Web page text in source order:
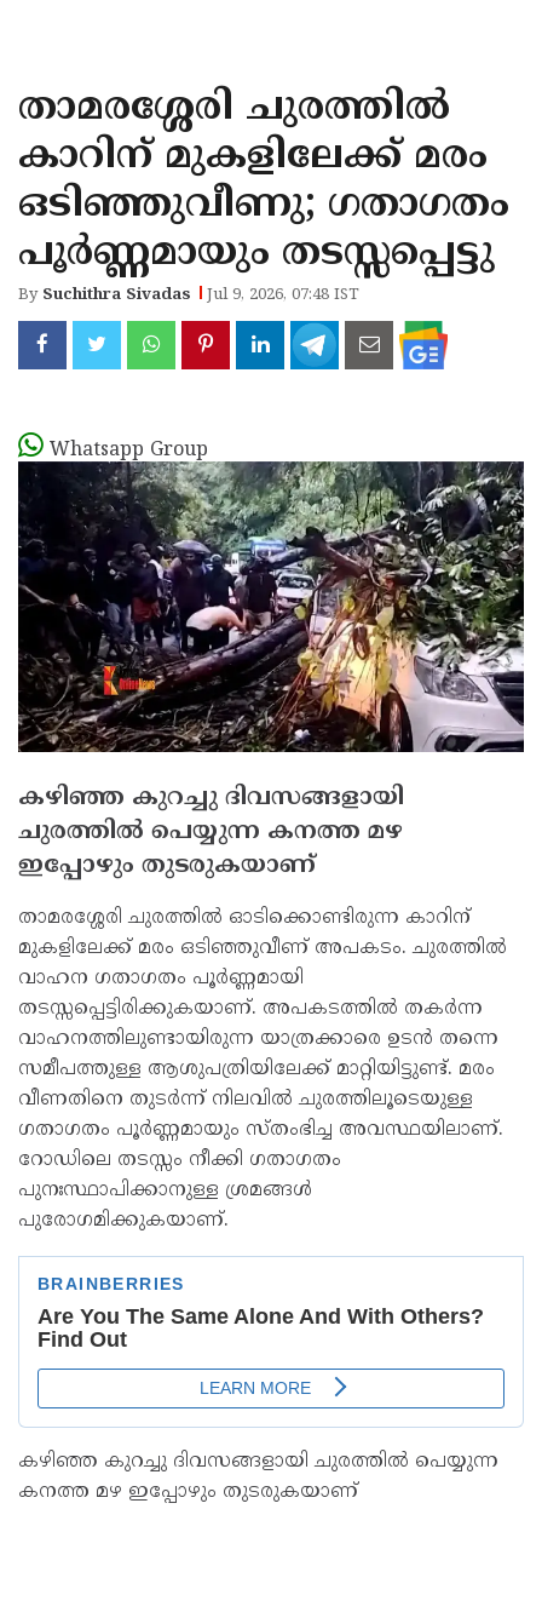
KANNUR
KASARAGOD
താമരശ്ശേരി ചുരത്തില്‍
കാറിന് മുകളിലേക്ക് മരം
ഒടിഞ്ഞുവീണു; ഗതാഗതം
പൂര്‍ണ്ണമായും തടസ്സപ്പെട്ടു
By Suchithra Sivadas Jul 9, 2026, 07:48 IST
Whatsapp Group
കഴിഞ്ഞ കുറച്ചു ദിവസങ്ങളായി
ചുരത്തില്‍ പെയ്യുന്ന കനത്ത മഴ
ഇപ്പോഴും തുടരുകയാണ്
താമരശ്ശേരി ചുരത്തില്‍ ഓടിക്കൊണ്ടിരുന്ന കാറിന്
മുകളിലേക്ക് മരം ഒടിഞ്ഞുവീണ് അപകടം. ചുരത്തില്‍
വാഹന ഗതാഗതം പൂര്‍ണ്ണമായി
തടസ്സപ്പെട്ടിരിക്കുകയാണ്. അപകടത്തില്‍ തകര്‍ന്ന
വാഹനത്തിലുണ്ടായിരുന്ന യാത്രക്കാരെ ഉടന്‍ തന്നെ
സമീപത്തുള്ള ആശുപത്രിയിലേക്ക് മാറ്റിയിട്ടുണ്ട്. മരം
വീണതിനെ തുടര്‍ന്ന് നിലവില്‍ ചുരത്തിലൂടെയുള്ള
ഗതാഗതം പൂര്‍ണ്ണമായും സ്തംഭിച്ച അവസ്ഥയിലാണ്.
റോഡിലെ തടസ്സം നീക്കി ഗതാഗതം
പുനഃസ്ഥാപിക്കാനുള്ള ശ്രമങ്ങള്‍
പുരോഗമിക്കുകയാണ്.
കഴിഞ്ഞ കുറച്ചു ദിവസങ്ങളായി ചുരത്തില്‍ പെയ്യുന്ന
കനത്ത മഴ ഇപ്പോഴും തുടരുകയാണ്